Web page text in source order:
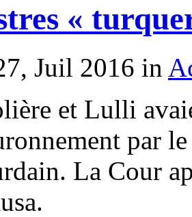
«
Juil 2016 in
et Lulli
par
La Cour